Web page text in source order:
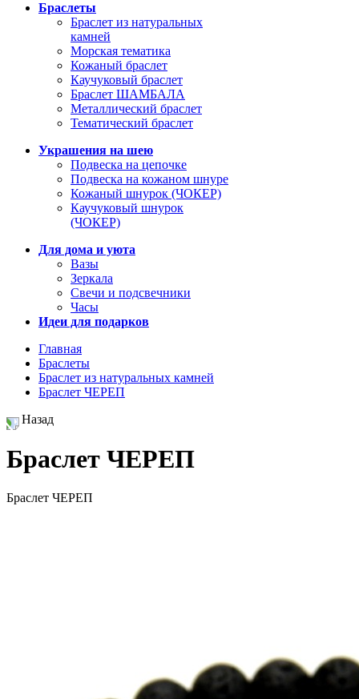
Браслеты
Браслет из натуральных
камней
Морская тематика
Кожаный браслет
Каучуковый браслет
Браслет ШАМБАЛА
Металлический браслет
Тематический браслет
Украшения на шею
Подвеска на цепочке
Подвеска на кожаном шнуре
Кожаный шнурок (ЧОКЕР)
Каучуковый шнурок
(ЧОКЕР)
Для дома и уюта
Вазы
Зеркала
Свечи и подсвечники
Часы
Идеи для подарков
Главная
Браслеты
Браслет из натуральных камней
Браслет ЧЕРЕП
Назад
Браслет ЧЕРЕП
Браслет ЧЕРЕП